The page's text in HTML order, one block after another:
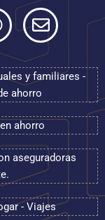
E
n
v
e
l
o
p
e
y familiares -
ahorro
ahorro
aseguradoras
- Viajes